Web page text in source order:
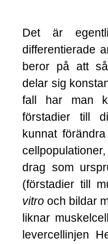
Det är
differentierade
beror på att
delar sig
fall har man
förstadier till
kunnat
drag som
(förstadier till
vitro och bildar
liknar
levercellinjen